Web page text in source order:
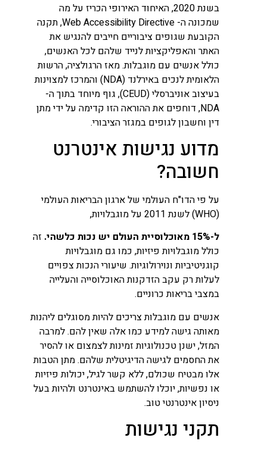
בשנת 2020, האיחוד האירופי הכריז על מה
שמכונה ה- Web Accessibility Directive, תקנה
הקובעת שגופים ציבוריים חייבים להנגיש את
האתר והאפליקציות לנייד שלהם לכל האנשים,
כולל אנשים עם מוגבלות. מאז הרגולציה, הרשות
הלאומית לנכים באירלנד (NDA) והמרכז למצוינות
בעיצוב אוניברסלי (CEUD), גוף מיוחד בתוך ה-
NDA, דוחפים את ההוראה הזו קדימה על ידי מתן
דין וחשבון לגופים במגזר הציבורי.
מדוע נגישות אינטרנט
חשובה?
על פי הדו"ח העולמי של ארגון הבריאות העולמי
(WHO) לשנת 2011 על מוגבלויות,
ל-15% מאוכלוסיית העולם יש נכות כלשהי.
זה
כולל מוגבלויות פיזיות, כמו גם מוגבלויות
קוגניטיביות ונוירולוגיות. שיעורי הנכות צפויים
לעלות רק עקב הזדקנות האוכלוסייה והעלייה
במצבי בריאות כרוניים.
אנשים עם מוגבלות צריכים להיות מסוגלים ליהנות
מאותה גישה למידע כמו אלה שאין להם. למרבה
המזל, ישנן טכנולוגיות זמינות לצמצום או להסיר
את החסמים לגישה הדיגיטלית שלהם. מתן הטבות
אלו מבטיח שכולם, ללא קשר לגיל, יכולות פיזיות
או נפשיות, יוכלו להשתמש באינטרנט ולהיות בעל
ניסיון אינטרנטי טוב.
תקני נגישות